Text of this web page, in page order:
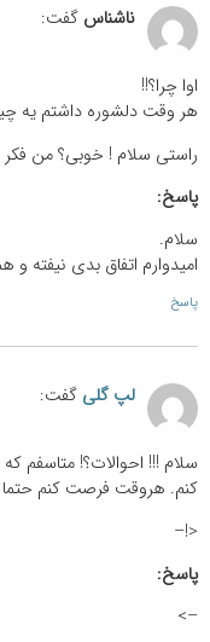
ناشناس گفت:
اوا چرا؟!!
هر وقت دلشوره داشتم یه
راستی سلام ! خوبی؟ من
پاسخ:
سلام.
امیدوارم اتفاق بدی
پاسخ
لپ گلی گفت:
سلام !!! احوالات؟! متاسفم
کنم. هروقت فرصت کنم حتما
<!–
پاسخ:
–>